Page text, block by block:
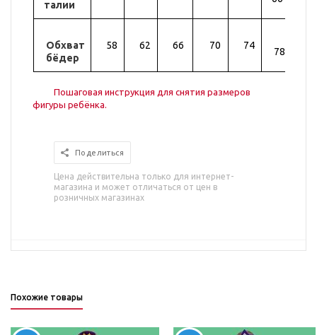
талии
Обхват
бёдер
58 62 66 70 74
78
Пошаговая инструкция для снятия размеров
фигуры ребёнка.
Поделиться
Цена действительна только для интернет-
магазина и может отличаться от цен в
розничных магазинах
Похожие товары